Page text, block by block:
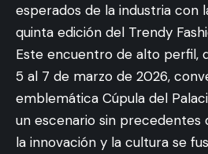
esperados de la industria con
quinta edición del Trendy
Este encuentro de alto perfil,
5 al 7 de marzo de 2026,
emblemática Cúpula del
un escenario sin precedentes
la innovación y la cultura se